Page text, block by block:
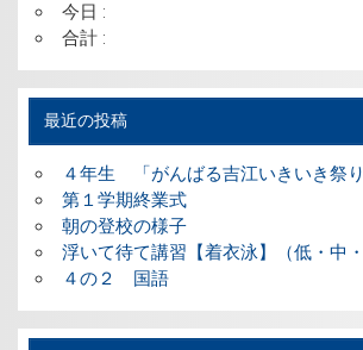
今日 :
合計 :
最近の投稿
４年生 「がんばる吉江いきいき祭
第１学期終業式
朝の登校の様子
浮いて待て講習【着衣泳】（低・中・
４の２ 国語